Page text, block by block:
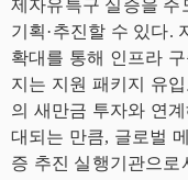
제자유특구 실증을 주
기획·추진할 수 있다.
확대를 통해 인프라
지는 지원 패키지 유
의 새만금 투자와 연
대되는 만큼, 글로벌
증 추진 실행기관으로